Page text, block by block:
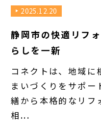
2025.12.20
静岡市の快適リフ
らしを一新
コネクトは、地域に
まいづくりをサポー
繕から本格的なリフ
相...